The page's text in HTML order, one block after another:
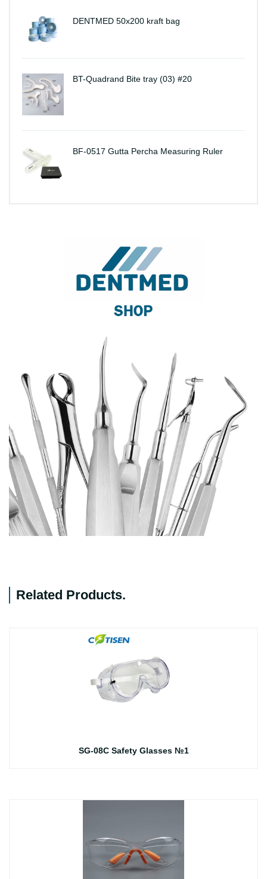
DENTMED 50x200 kraft bag
BT-Quadrand Bite tray (03) #20
BF-0517 Gutta Percha Measuring Ruler
Related Products.
SG-08C Safety Glasses №1